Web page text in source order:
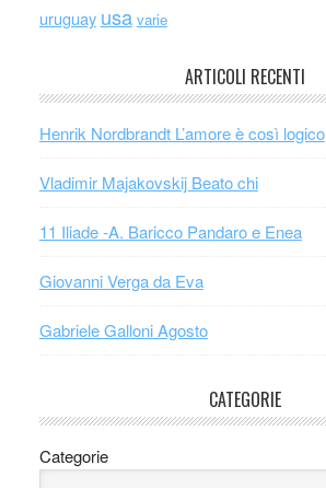
uruguay usa varie
ARTICOLI RECENTI
Henrik Nordbrandt L’amore è così logico
Vladimir Majakovskij Beato chi
11 Iliade -A. Baricco Pandaro e Enea
Giovanni Verga da Eva
Gabriele Galloni Agosto
CATEGORIE
Categorie